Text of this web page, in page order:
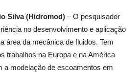
Silva (Hidromod) – O pesquisador
no desenvolvimento e aplicação
área da mecânica de fluidos. Tem
trabalhos na Europa e na América
a modelação de escoamentos em